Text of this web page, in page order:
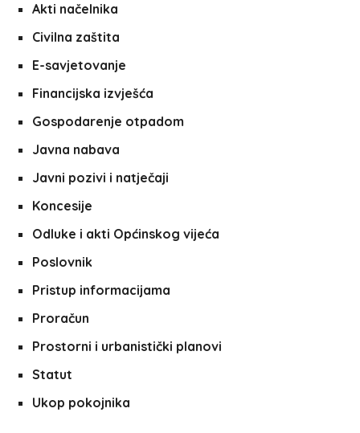
Akti načelnika
Civilna zaštita
E-savjetovanje
Financijska izvješća
Gospodarenje otpadom
Javna nabava
Javni pozivi i natječaji
Koncesije
Odluke i akti Općinskog vijeća
Poslovnik
Pristup informacijama
Proračun
Prostorni i urbanistički planovi
Statut
Ukop pokojnika